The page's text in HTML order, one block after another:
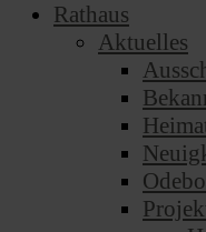
Rathaus
Aktuelles